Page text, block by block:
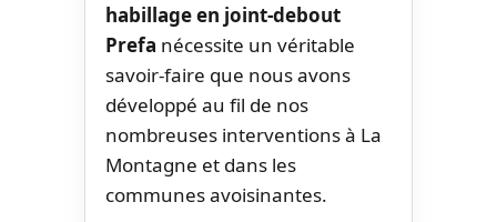
habillage en joint-debout
Prefa nécessite un véritable
savoir-faire que nous avons
développé au fil de nos
nombreuses interventions à La
Montagne et dans les
communes avoisinantes.